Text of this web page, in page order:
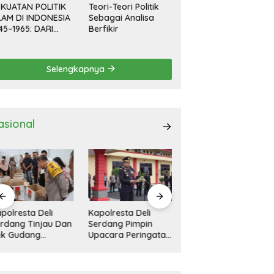
POLITIK
DI INDONESIA
DARI
Teori-Teori Politik
Sebagai Analisa
Berfikir
Selengkapnya
Deli
Pimpin
Peringatan
11 Rumah Rusak
Diterjang Bandang
Di Tanah Pinem